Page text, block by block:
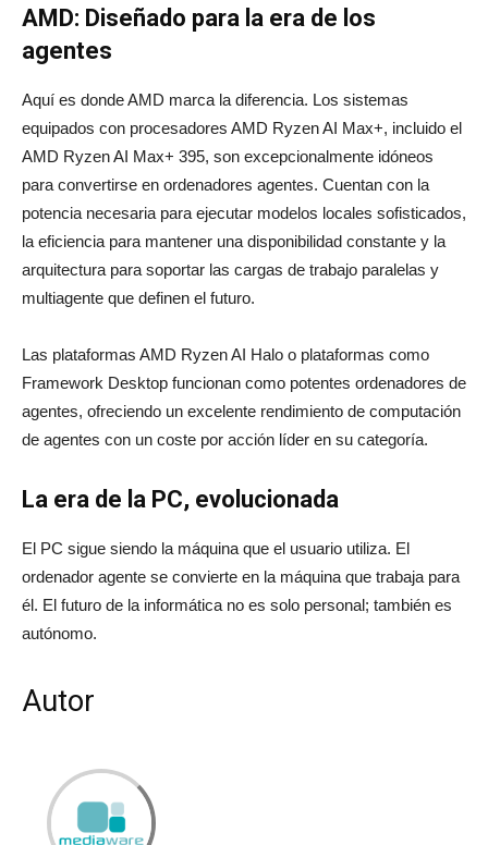
AMD: Diseñado para la era de los
agentes
Aquí es donde AMD marca la diferencia. Los sistemas
equipados con procesadores AMD Ryzen AI Max+, incluido el
AMD Ryzen AI Max+ 395, son excepcionalmente idóneos
para convertirse en ordenadores agentes. Cuentan con la
potencia necesaria para ejecutar modelos locales sofisticados,
la eficiencia para mantener una disponibilidad constante y la
arquitectura para soportar las cargas de trabajo paralelas y
multiagente que definen el futuro.
Las plataformas AMD Ryzen AI Halo o plataformas como
Framework Desktop funcionan como potentes ordenadores de
agentes, ofreciendo un excelente rendimiento de computación
de agentes con un coste por acción líder en su categoría.
La era de la PC, evolucionada
El PC sigue siendo la máquina que el usuario utiliza. El
ordenador agente se convierte en la máquina que trabaja para
él. El futuro de la informática no es solo personal; también es
autónomo.
Autor